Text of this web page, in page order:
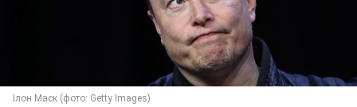
Ілон Маск (фото: Getty Images)